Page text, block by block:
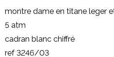
montre dame en titane leger
5 atm
cadran blanc chiffré
ref 3246/03